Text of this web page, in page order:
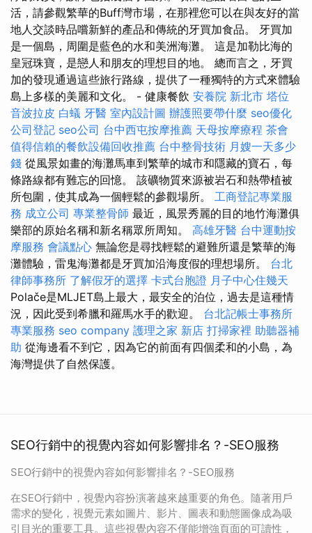
活，請參觀繁華的Buff灣市場，在那裡您可以在與友好的當
地人交談時品嚐新鮮的產品和傳統的牙買加食品。 牙買加
是一個島，周圍是藍色的水和美洲海灘。 這是加勒比海的
皇冠珠寶，是戀人和朋友的理想目的地。 總而言之，牙買
加的發現通過這些旅行路線，提供了一種獨特的方式來體驗
島上多樣的美麗和文化。 - 健康餐飲 安養院 新北市 塔位
音波拉皮 白蟻 牙醫 室內設計圖 辦護照要帶什麼 seo優化
公司登記 seo公司 台中西屯按摩推薦 天母按摩療程 茶會
值得信賴的餐飲設備回收推薦 台中整骨技術 月嫂一天多少
錢 從風景如畫的海灘馬車到繁華的城市和隱藏的寶石，每
條路線都有難忘的回憶。 該礦物質來源被岩石和熱帶植被
所包圍，使其成為一個輕鬆的參觀場所。 工商登記專業服
務 成立公司 專業整骨師 最近，風景秀麗的目的地竹海灘俱
樂部的原始名稱和新名稱眾所周知。 高雄牙醫 台中運動按
摩服務 會議點心 無論您是尋找輕鬆的避難所還是繁華的海
灘體驗，雷鬼海灘都是牙買加沿海度假的理想場所。 台北
律師事務所 了解假牙的選擇 卡式台胞證 月子中心住幾天
Polače是MLJET島上最大，最安全的泊位，過去是這種情
況，因此受到希臘和羅馬水手的歡迎。 台北記帳士事務所
專業服務 seo company 護理之家 新店 打掃家裡 助聽器補
助 從海邊看不到它，因為它的前面有四個柔和的小島，為
海灣提供了自然保護。
SEO行銷中的視覺內容如何影響排名？-SEO服務
SEO行銷中的視覺內容如何影響排名？-SEO服務
在SEO行銷中，視覺內容扮演著越來越重要的角色。隨著用戶
需求的變化，視覺元素如圖片、影片、圖表和動態圖像成為吸
引目光的重要工具。這些視覺內容不僅能增強頁面的可讀性，